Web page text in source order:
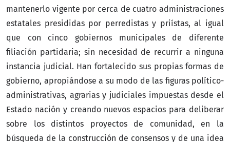
mantenerlo vigente por cerca de cuatro administraciones
estatales presididas por perredistas y priístas, al igual
que con cinco gobiernos municipales de diferente
filiación partidaria; sin necesidad de recurrir a ninguna
instancia judicial. Han fortalecido sus propias formas de
gobierno, apropiándose a su modo de las figuras político-
administrativas, agrarias y judiciales impuestas desde el
Estado nación y creando nuevos espacios para deliberar
sobre los distintos proyectos de comunidad, en la
búsqueda de la construcción de consensos y de una idea